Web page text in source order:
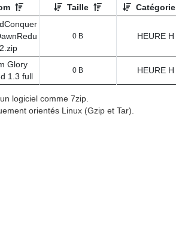
Taille Catégorie
0 B HEURE H
Glory
1.3 full
0 B HEURE H
logiciel comme 7zip.
orientés Linux (Gzip et Tar).